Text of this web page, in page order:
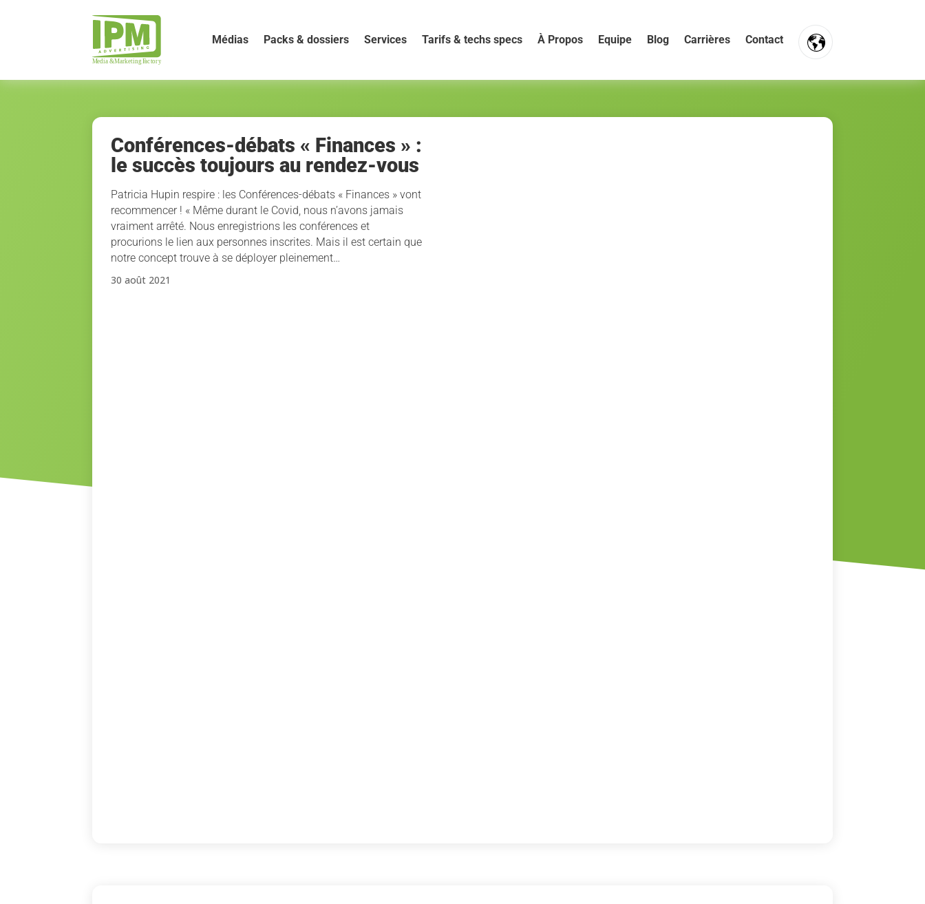
Médias Packs & dossiers Services Tarifs & techs specs À Propos Equipe Blog Carrières Contact
FR
Conférences-débats « Finances » :
le succès toujours au rendez-vous
Patricia Hupin respire : les Conférences-débats « Finances » vont
recommencer ! « Même durant le Covid, nous n’avons jamais
vraiment arrêté. Nous enregistrions les conférences et
procurions le lien aux personnes inscrites. Mais il est certain que
notre concept trouve à se déployer pleinement…
30 août 2021